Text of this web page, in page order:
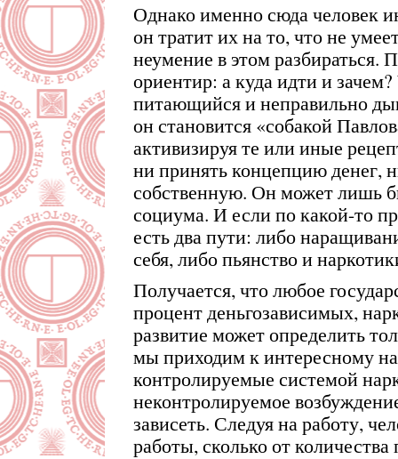
Однако именно сюда человек
он тратит их на то, что не
неумение в этом разбираться.
ориентир: а куда идти и
питающийся и неправильно
он становится «собакой
активизируя те или иные
ни принять концепцию денег,
собственную. Он может лишь
социума. И если по какой-то
есть два пути: либо
себя, либо пьянство и
Получается, что любое
процент деньгозависимых,
развитие может определить
мы приходим к интересному
контролируемые системой
неконтролируемое
зависеть. Следуя на работу,
работы, сколько от